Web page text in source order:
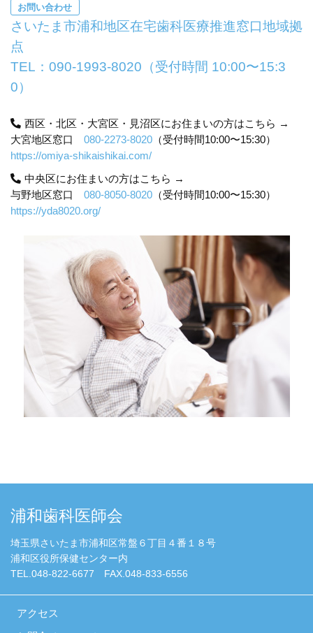
お問い合わせ
さいたま市浦和地区在宅歯科医療推進窓口地域拠
点
TEL： 090-1993-8020 （受付時間 10:00〜15:3
0）
西区・北区・大宮区・見沼区にお住まいの方はこちら →
大宮地区窓口 080-2273-8020 （受付時間10:00〜15:30）
https://omiya-shikaishikai.com/
中央区にお住まいの方はこちら →
与野地区窓口 080-8050-8020 （受付時間10:00〜15:30）
https://yda8020.org/
浦和歯科医師会
埼玉県さいたま市浦和区常盤６丁目４番１８号
浦和区役所保健センター内
TEL.048-822-6677 FAX.048-833-6556
アクセス